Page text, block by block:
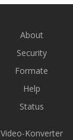
About
Security
Formate
Help
Status
Video-Konverter